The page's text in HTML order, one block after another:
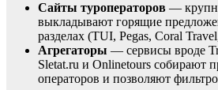
Сайты туроператоров —
выкладывают горящие
разделах (TUI, Pegas, Coral
Агрегаторы — сервисы вроде
Sletat.ru и Onlinetours собирают
операторов и позволяют